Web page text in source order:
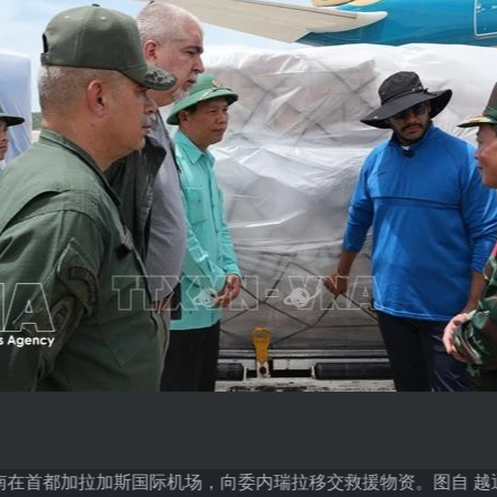
在首都加拉加斯国际机场，向委内瑞拉移交救援物资。图自 越